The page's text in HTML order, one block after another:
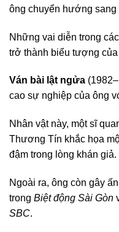
ông chuyển hướng
Những vai diễn trong
trở thành biểu tượng
Ván bài lật ngửa
cao sự nghiệp của ông
Nhân vật này, một sĩ
Thương Tín khắc họa
đậm trong lòng khán giả.
Ngoài ra, ông còn gây
trong Biệt động Sài Gòn
SBC.